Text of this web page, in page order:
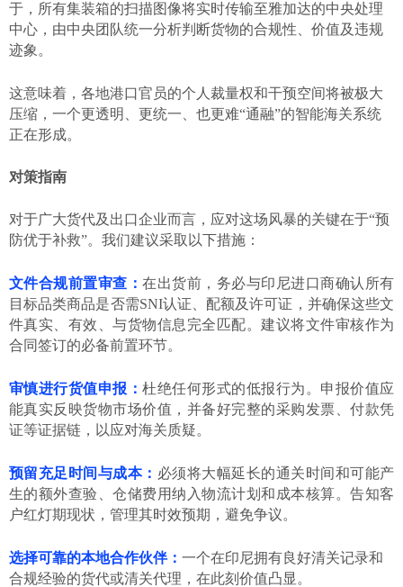
于，所有集装箱的扫描图像将实时传输至雅加达的中央处理
中心，由中央团队统一分析判断货物的合规性、价值及违规
迹象。
这意味着，各地港口官员的个人裁量权和干预空间将被极大
压缩，一个更透明、更统一、也更难“通融”的智能海关系统
正在形成。
对策指南
对于广大货代及出口企业而言，应对这场风暴的关键在于“预
防优于补救”。我们建议采取以下措施：
文件合规前置审查：在出货前，务必与印尼进口商确认所有
目标品类商品是否需SNI认证、配额及许可证，并确保这些文
件真实、有效、与货物信息完全匹配。建议将文件审核作为
合同签订的必备前置环节。
审慎进行货值申报：杜绝任何形式的低报行为。申报价值应
能真实反映货物市场价值，并备好完整的采购发票、付款凭
证等证据链，以应对海关质疑。
预留充足时间与成本： 必须将大幅延长的通关时间和可能产
生的额外查验、仓储费用纳入物流计划和成本核算。告知客
户红灯期现状，管理其时效预期，避免争议。
选择可靠的本地合作伙伴： 一个在印尼拥有良好清关记录和
合规经验的货代或清关代理，在此刻价值凸显。